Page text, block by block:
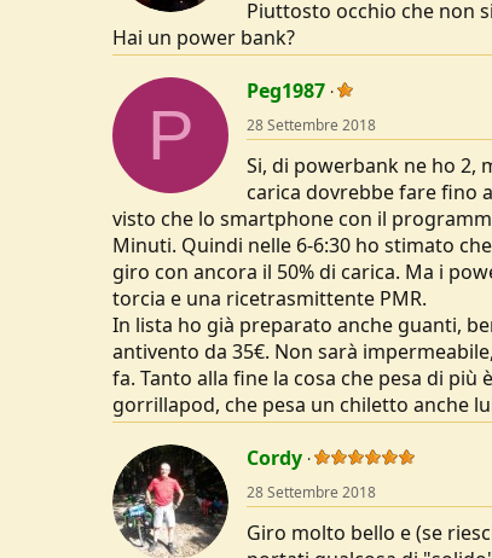
Piuttosto occhio che non
Hai un power bank?
P
Peg1987
28 Settembre 2018
Si, di powerbank ne ho 2,
carica dovrebbe fare fino
visto che lo smartphone con il
Minuti. Quindi nelle 6-6:30 ho stimato
giro con ancora il 50% di carica. Ma i
torcia e una ricetrasmittente PMR.
In lista ho già preparato anche guanti,
antivento da 35€. Non sarà
fa. Tanto alla fine la cosa che pesa di
gorrillapod, che pesa un chiletto anche
Cordy
28 Settembre 2018
Giro molto bello e (se